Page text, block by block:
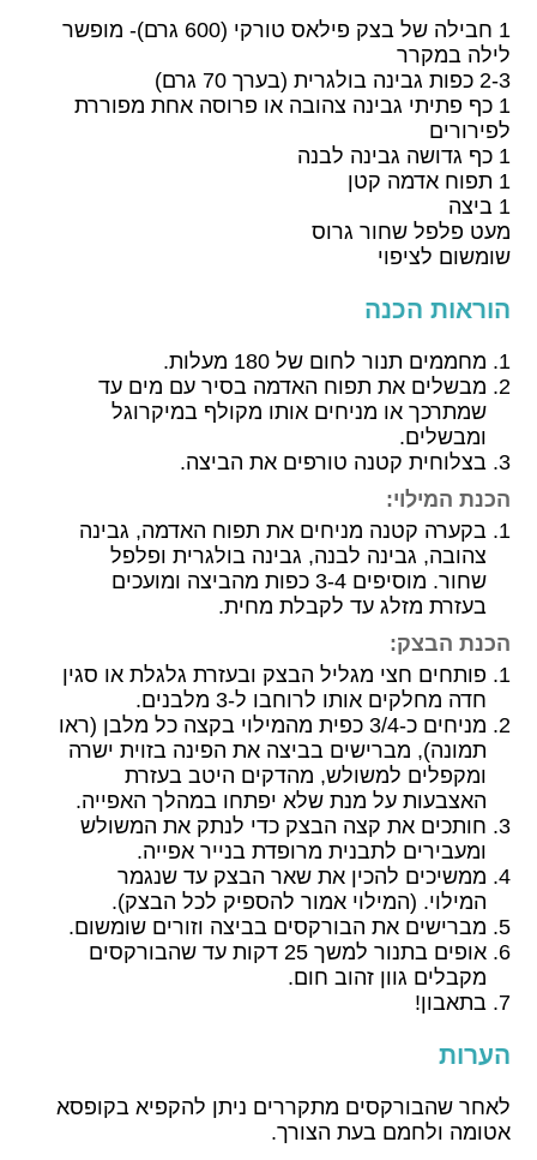
1 חבילה של בצק פילאס טורקי (600 גרם)- מופשר
לילה במקרר
2-3 כפות גבינה בולגרית (בערך 70 גרם)
1 כף פתיתי גבינה צהובה או פרוסה אחת מפוררת
לפירורים
1 כף גדושה גבינה לבנה
1 תפוח אדמה קטן
1 ביצה
מעט פלפל שחור גרוס
שומשום לציפוי
הוראות הכנה
מחממים תנור לחום של 180 מעלות.
מבשלים את תפוח האדמה בסיר עם מים עד
שמתרכך או מניחים אותו מקולף במיקרוגל
ומבשלים.
בצלוחית קטנה טורפים את הביצה.
הכנת המילוי:
בקערה קטנה מניחים את תפוח האדמה, גבינה
צהובה, גבינה לבנה, גבינה בולגרית ופלפל
שחור. מוסיפים 3-4 כפות מהביצה ומועכים
בעזרת מזלג עד לקבלת מחית.
הכנת הבצק:
פותחים חצי מגליל הבצק ובעזרת גלגלת או סגין
חדה מחלקים אותו לרוחבו ל-3 מלבנים.
מניחים כ-3/4 כפית מהמילוי בקצה כל מלבן (ראו
תמונה), מברישים בביצה את הפינה בזוית ישרה
ומקפלים למשולש, מהדקים היטב בעזרת
האצבעות על מנת שלא יפתחו במהלך האפייה.
חותכים את קצה הבצק כדי לנתק את המשולש
ומעבירים לתבנית מרופדת בנייר אפייה.
ממשיכים להכין את שאר הבצק עד שנגמר
המילוי. (המילוי אמור להספיק לכל הבצק).
מברישים את הבורקסים בביצה וזורים שומשום.
אופים בתנור למשך 25 דקות עד שהבורקסים
מקבלים גוון זהוב חום.
בתאבון!
הערות
לאחר שהבורקסים מתקררים ניתן להקפיא בקופסא
אטומה ולחמם בעת הצורך.